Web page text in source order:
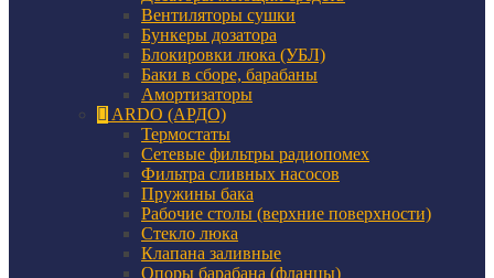
Вентиляторы сушки
Бункеры дозатора
Блокировки люка (УБЛ)
Баки в сборе, барабаны
Амортизаторы
ARDO (АРДО)
Термостаты
Сетевые фильтры радиопомех
Фильтра сливных насосов
Пружины бака
Рабочие столы (верхние поверхности)
Стекло люка
Клапана заливные
Опоры барабана (фланцы)